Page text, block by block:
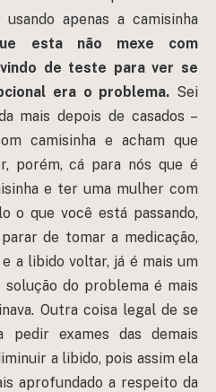
apenas a camisinha
esta não mexe com
de teste para ver se
era o problema. Sei
mais depois de casados –
camisinha e acham que
porém, cá para nós que é
e ter uma mulher com
o que você está passando,
de tomar a medicação,
a libido voltar, já é mais um
do problema é mais
Outra coisa legal de se
exames das demais
a libido, pois assim ela
aprofundado a respeito da